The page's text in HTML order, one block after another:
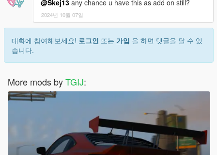
@Skej13 any chance u have this as add on still?
2024년 10월 07일
대화에 참여해보세요! 로그인 또는 가입 을 하면 댓글을 달 수 있
습니다.
More mods byTGIJ: